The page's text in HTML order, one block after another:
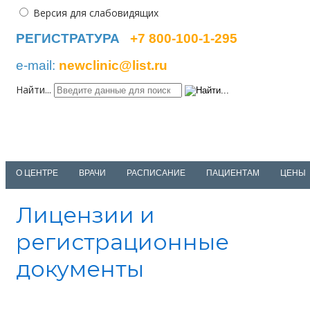
Версия для слабовидящих
РЕГИСТРАТУРА
+7 800-100-1-295
e-mail: newclinic@list.ru
Найти...
О ЦЕНТРЕ ВРАЧИ РАСПИСАНИЕ ПАЦИЕНТАМ ЦЕНЫ
Лицензии и
регистрационные
документы